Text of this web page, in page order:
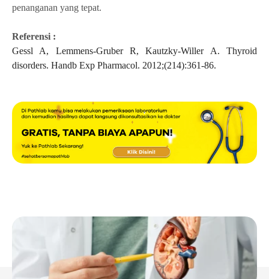
penanganan yang tepat.
Referensi :
Gessl A, Lemmens-Gruber R, Kautzky-Willer A. Thyroid
disorders. Handb Exp Pharmacol. 2012;(214):361-86.